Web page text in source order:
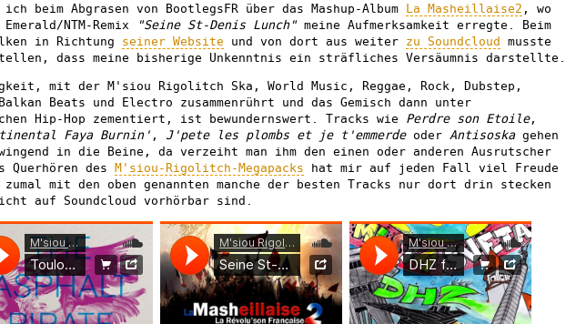
beim Abgrasen von BootlegsFR über das Mashup-Album
La Masheillaise2 , wo
NTM-Remix
"Seine St-Denis Lunch"meine Aufmerksamkeit erregte. Beim
in Richtung seiner Website und von dort aus weiter zu Soundcloud
musste
dass meine bisherige Unkenntnis ein sträfliches Versäumnis darstellte.
mit der M'siou Rigolitch Ska, World Music, Reggae, Rock, Dubstep,
Beats und Electro zusammenrührt und das Gemisch dann unter
Hip-Hop zementiert, ist bewundernswert. Tracks wie Perdre son Etoile,
Faya Burnin' , J'pete les plombs et je t'emmerdeoder Antisoskagehen
in die Beine, da verzeiht man ihm den einen oder anderen Ausrutscher
Querhören des M'siou-Rigolitch-Megapacks hat mir auf jeden Fall viel Freude
mit den oben genannten manche der besten Tracks nur dort drin stecken
auf Soundcloud vorhörbar sind.